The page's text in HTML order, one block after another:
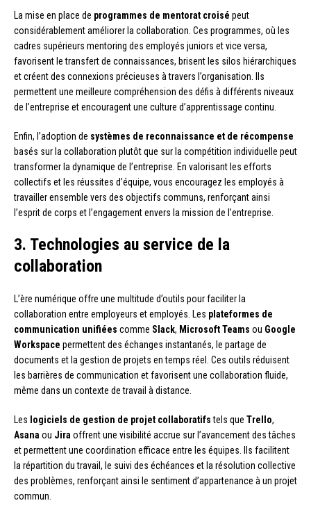
La mise en place de programmes de mentorat croisé peut
considérablement améliorer la collaboration. Ces programmes, où les
cadres supérieurs mentoring des employés juniors et vice versa,
favorisent le transfert de connaissances, brisent les silos hiérarchiques
et créent des connexions précieuses à travers l’organisation. Ils
permettent une meilleure compréhension des défis à différents niveaux
de l’entreprise et encouragent une culture d’apprentissage continu.
Enfin, l’adoption de systèmes de reconnaissance et de récompense
basés sur la collaboration plutôt que sur la compétition individuelle peut
transformer la dynamique de l’entreprise. En valorisant les efforts
collectifs et les réussites d’équipe, vous encouragez les employés à
travailler ensemble vers des objectifs communs, renforçant ainsi
l’esprit de corps et l’engagement envers la mission de l’entreprise.
3. Technologies au service de la
collaboration
L’ère numérique offre une multitude d’outils pour faciliter la
collaboration entre employeurs et employés. Les plateformes de
communication unifiées comme Slack, Microsoft Teams ou Google
Workspace permettent des échanges instantanés, le partage de
documents et la gestion de projets en temps réel. Ces outils réduisent
les barrières de communication et favorisent une collaboration fluide,
même dans un contexte de travail à distance.
Les logiciels de gestion de projet collaboratifstels que Trello,
Asana ou Jira offrent une visibilité accrue sur l’avancement des tâches
et permettent une coordination efficace entre les équipes. Ils facilitent
la répartition du travail, le suivi des échéances et la résolution collective
des problèmes, renforçant ainsi le sentiment d’appartenance à un projet
commun.